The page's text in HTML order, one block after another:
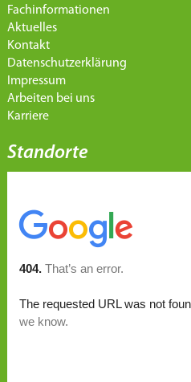
Fachinformationen
Aktuelles
Kontakt
Datenschutzerklärung
Impressum
Arbeiten bei uns
Karriere
Standorte